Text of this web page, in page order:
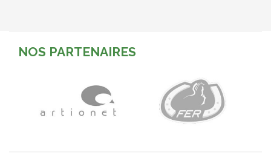
NOS PARTENAIRES